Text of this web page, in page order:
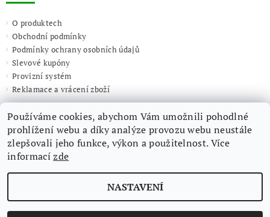
O produktech
Obchodní podmínky
Podmínky ochrany osobních údajů
Slevové kupóny
Provizní systém
Reklamace a vrácení zboží
Používáme cookies, abychom Vám umožnili pohodlné
prohlížení webu a díky analýze provozu webu neustále
zlepšovali jeho funkce, výkon a použitelnost. Více
informacízde
NASTAVENÍ